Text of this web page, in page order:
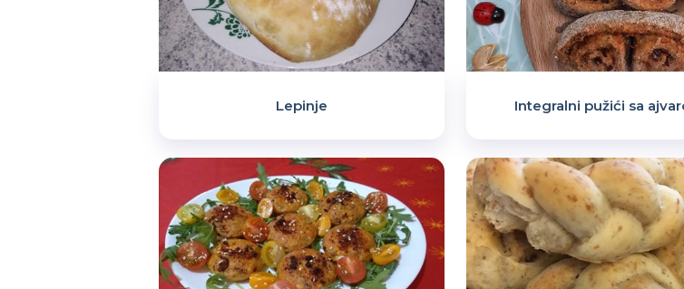
Lepinje Integralni pužići sa